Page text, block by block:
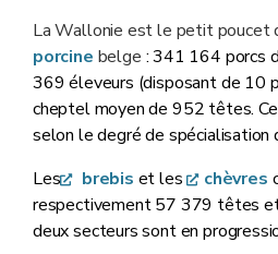
La Wallonie est le petit poucet
porcine belge : 341 164 porcs
369 éleveurs (disposant de 10
cheptel moyen de 952 têtes.
selon le degré de spécialisation
Les
brebis et les chèvres
respectivement 57 379 têtes
deux secteurs sont en